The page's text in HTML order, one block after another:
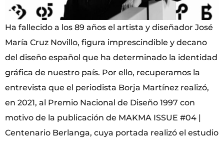
Ha fallecido a los 89 años el artista y diseñador José
María Cruz Novillo, figura imprescindible y decano
del diseño español que ha determinado la identidad
gráfica de nuestro país. Por ello, recuperamos la
entrevista que el periodista Borja Martínez realizó,
en 2021, al Premio Nacional de Diseño 1997 con
motivo de la publicación de MAKMA ISSUE #04 |
Centenario Berlanga, cuya portada realizó el estudio